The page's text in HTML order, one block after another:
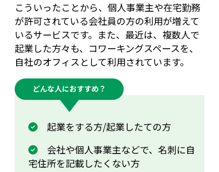
こういったことから、個人事業主や在宅勤務
が許可されている会社員の方の利用が増えて
いるサービスです。また、最近は、複数人で
起業した方々も、コワーキングスペースを、
自社のオフィスとして利用されています。
どんな人におすすめ？
起業をする方/起業したての方
会社や個人事業主などで、名刺に自
宅住所を記載したくない方